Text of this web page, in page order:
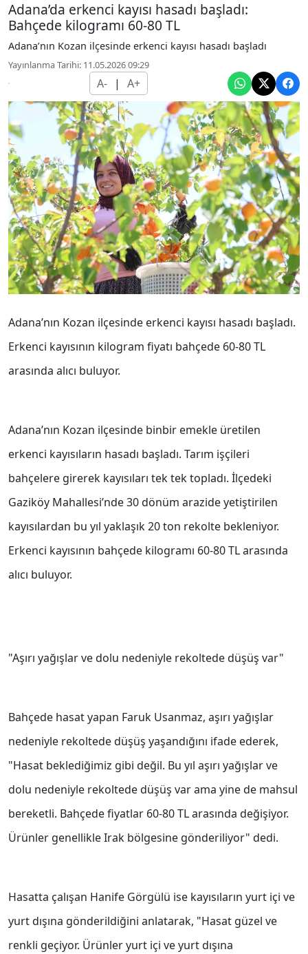
Adana’da erkenci kayısı hasadı başladı:
Bahçede kilogramı 60-80 TL
Adana’nın Kozan ilçesinde erkenci kayısı hasadı başladı
Yayınlanma Tarihi: 11.05.2026 09:29
A- | A+
Adana’nın Kozan ilçesinde erkenci kayısı hasadı başladı.
Erkenci kayısının kilogram fiyatı bahçede 60-80 TL
arasında alıcı buluyor.
Adana’nın Kozan ilçesinde binbir emekle üretilen
erkenci kayısıların hasadı başladı. Tarım işçileri
bahçelere girerek kayısıları tek tek topladı. İlçedeki
Gaziköy Mahallesi’nde 30 dönüm arazide yetiştirilen
kayısılardan bu yıl yaklaşık 20 ton rekolte bekleniyor.
Erkenci kayısının bahçede kilogramı 60-80 TL arasında
alıcı buluyor.
"Aşırı yağışlar ve dolu nedeniyle rekoltede düşüş var"
Bahçede hasat yapan Faruk Usanmaz, aşırı yağışlar
nedeniyle rekoltede düşüş yaşandığını ifade ederek,
"Hasat beklediğimiz gibi değil. Bu yıl aşırı yağışlar ve
dolu nedeniyle rekoltede düşüş var ama yine de mahsul
bereketli. Bahçede fiyatlar 60-80 TL arasında değişiyor.
Ürünler genellikle Irak bölgesine gönderiliyor" dedi.
Hasatta çalışan Hanife Görgülü ise kayısıların yurt içi ve
yurt dışına gönderildiğini anlatarak, "Hasat güzel ve
renkli geçiyor. Ürünler yurt içi ve yurt dışına